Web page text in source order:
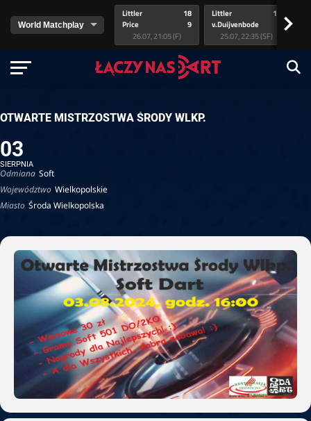
Littler
Price
18
9
26.07, 21:05 (F)
Littler
v.Duijvenbode
17
25.07, 22:35 (SF)
>
OTWARTE MISTRZOSTWA ŚRODY WLKP.
03
SIERPNIA
Odmiana Soft
Województwo Wielkopolskie
Miasto Środa Wielkopolska